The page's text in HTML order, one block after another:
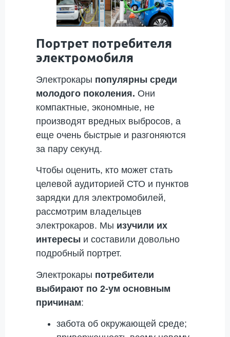
Портрет потребителя
электромобиля
Электрокары популярны среди
молодого поколения. Они
компактные, экономные, не
производят вредных выбросов, а
еще очень быстрые и разгоняются
за пару секунд.
Чтобы оценить, кто может стать
целевой аудиторией СТО и пунктов
зарядки для электромобилей,
рассмотрим владельцев
электрокаров. Мы изучили их
интересы и составили довольно
подробный портрет.
Электрокары потребители
выбирают по 2-ум основным
причинам:
забота об окружающей среде;